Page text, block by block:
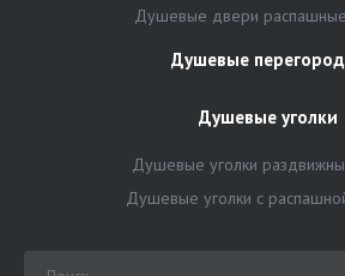
Душевые двери
Душевые
Душевые уголки
Душевые уголки
Душевые уголки с